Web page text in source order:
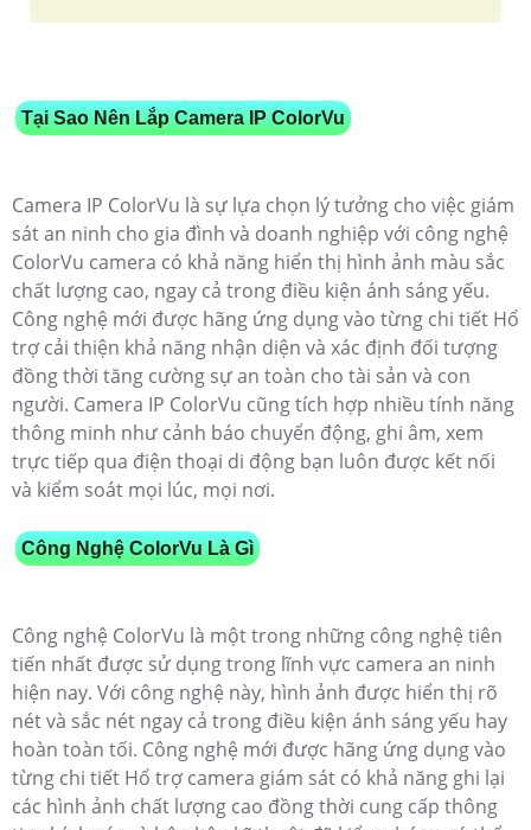
Tại Sao Nên Lắp Camera IP ColorVu
Camera IP ColorVu là sự lựa chọn lý tưởng cho việc giám
sát an ninh cho gia đình và doanh nghiệp với công nghệ
ColorVu camera có khả năng hiển thị hình ảnh màu sắc
chất lượng cao, ngay cả trong điều kiện ánh sáng yếu.
Công nghệ mới được hãng ứng dụng vào từng chi tiết Hổ
trợ cải thiện khả năng nhận diện và xác định đối tượng
đồng thời tăng cường sự an toàn cho tài sản và con
người. Camera IP ColorVu cũng tích hợp nhiều tính năng
thông minh như cảnh báo chuyển động, ghi âm, xem
trực tiếp qua điện thoại di động bạn luôn được kết nối
và kiểm soát mọi lúc, mọi nơi.
Công Nghệ ColorVu Là Gì
Công nghệ ColorVu là một trong những công nghệ tiên
tiến nhất được sử dụng trong lĩnh vực camera an ninh
hiện nay. Với công nghệ này, hình ảnh được hiển thị rõ
nét và sắc nét ngay cả trong điều kiện ánh sáng yếu hay
hoàn toàn tối. Công nghệ mới được hãng ứng dụng vào
từng chi tiết Hổ trợ camera giám sát có khả năng ghi lại
các hình ảnh chất lượng cao đồng thời cung cấp thông